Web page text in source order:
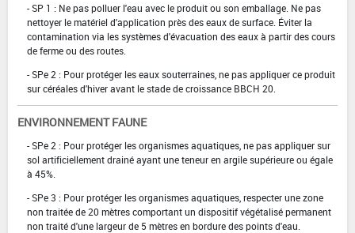
- SP 1 : Ne pas polluer l'eau avec le produit ou son emballage. Ne pas
nettoyer le matériel d'application près des eaux de surface. Éviter la
contamination via les systèmes d'évacuation des eaux à partir des cours
de ferme ou des routes.
- SPe 2 : Pour protéger les eaux souterraines, ne pas appliquer ce produit
sur céréales d'hiver avant le stade de croissance BBCH 20.
ENVIRONNEMENT FAUNE
- SPe 2 : Pour protéger les organismes aquatiques, ne pas appliquer sur
sol artificiellement drainé ayant une teneur en argile supérieure ou égale
à 45%.
- SPe 3 : Pour protéger les organismes aquatiques, respecter une zone
non traitée de 20 mètres comportant un dispositif végétalisé permanent
non traité d'une largeur de 5 mètres en bordure des points d'eau.